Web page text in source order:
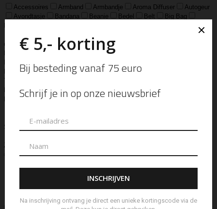
Accessoires
Armband Armbandje Aroma Diffuser
Autogeur
Avondtasje
Bandana Beanie Bedel Belt
Big Bag
Clip
Eau
de Parfum
Enkelbandje Enveloptas
Geurkaart
Handschoen Handtas
Hoedje
Home-Spray Kaars Ketting Laptop Tas
Tasje
Navulling Reed Diffuser
Oorbel Portemonnee Pouch Bag
Diffuser
Riem Ring Rugtas Rugzak Sample Kit
Shopper
Sjaal
Stolp
Zeep
Zomerhoed
Merk Ellen Beekmans
Soort Ketting
Beoordelingen (0)